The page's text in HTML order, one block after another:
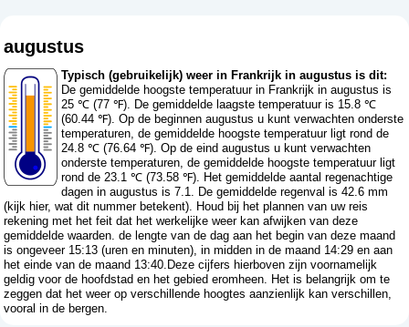
augustus
Typisch (gebruikelijk) weer in Frankrijk in augustus is dit:
De gemiddelde hoogste temperatuur in Frankrijk in augustus is
25 ℃ (77 ℉). De gemiddelde laagste temperatuur is 15.8 ℃
(60.44 ℉). Op de beginnen augustus u kunt verwachten onderste
temperaturen, de gemiddelde hoogste temperatuur ligt rond de
24.8 ℃ (76.64 ℉). Op de eind augustus u kunt verwachten
onderste temperaturen, de gemiddelde hoogste temperatuur ligt
rond de 23.1 ℃ (73.58 ℉). Het gemiddelde aantal regenachtige
dagen in augustus is 7.1. De gemiddelde regenval is 42.6 mm
(kijk hier, wat dit nummer betekent). Houd bij het plannen van uw reis
rekening met het feit dat het werkelijke weer kan afwijken van deze
gemiddelde waarden. de lengte van de dag aan het begin van deze maand
is ongeveer 15:13 (uren en minuten), in midden in de maand 14:29 en aan
het einde van de maand 13:40.Deze cijfers hierboven zijn voornamelijk
geldig voor de hoofdstad en het gebied eromheen. Het is belangrijk om te
zeggen dat het weer op verschillende hoogtes aanzienlijk kan verschillen,
vooral in de bergen.